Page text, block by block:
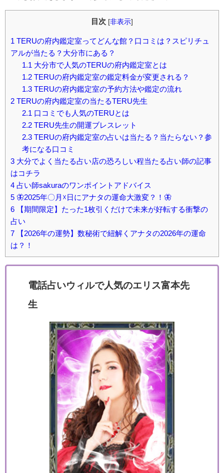
目次 [非表示]
1 TERUの府内鑑定室ってどんな館？口コミは？スピリチュ
アルが当たる？大分市にある？
1.1 大分市で人気のTERUの府内鑑定室とは
1.2TERUの府内鑑定室の鑑定料金が変更される？
1.3TERUの府内鑑定室の予約方法や鑑定の流れ
2 TERUの府内鑑定室の当たるTERU先生
2.1 口コミでも人気のTERUとは
2.2TERU先生の開運ブレスレット
2.3TERUの府内鑑定室の占いは当たる？当たらない？参
考になる口コミ
3 大分でよく当たる占い店の恐ろしい程当たる占い師の記事
はコチラ
4 占い師sakuraのワンポイントアドバイス
5 🦋2025年〇月☓日にアナタの運命大激変？！🦋
6 【期間限定】たった1枚引くだけで未来が好転する衝撃の
占い
7 【2026年の運勢】数秘術で紐解くアナタの2026年の運命
は？！
電話占いウィルで人気のエリス富本先
生